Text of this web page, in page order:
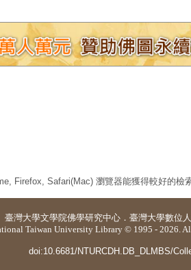
Firefox, Safari(Mac) 瀏覽器能獲得較好的檢
臺灣大學文學院佛學研究中心 ． 臺灣大學數位
Taiwan University Library © 1995 - 2026.
doi:10.6681/NTURCDH.DB_DLMBS/